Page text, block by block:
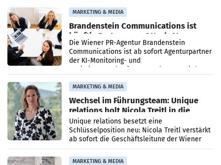
MARKETING & MEDIA
Brandenstein Communications ist
künftig Partner von OtterlyAI
Die Wiener PR-Agentur Brandenstein
Communications ist ab sofort Agenturpartner
der KI-Monitoring- und
Optimierungsplattform OtterlyAI. Damit baut
MARKETING & MEDIA
Wechsel im Führungsteam: Unique
relations holt Nicola Treitl in die
Geschäftsleitung
Unique relations besetzt eine
Schlüsselposition neu: Nicola Treitl verstärkt
ab sofort die Geschäftsleitung der Wiener
PR-Agentur an der Seite von Josef Kalina und
Anna Kalina-Mahr.
MARKETING & MEDIA